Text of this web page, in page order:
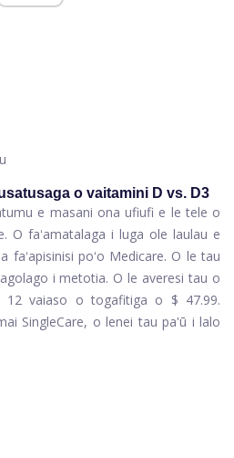
o vaitamini D vs. D3
e masani ona ufiufi e le tele o
O faʻamatalaga i luga ole laulau e
faʻapisinisi poʻo Medicare. O le tau
i metotia. O le averesi tau o
12 vaiaso o togafitiga o $ 47.99.
SingleCare, o lenei tau pa'ū i lalo